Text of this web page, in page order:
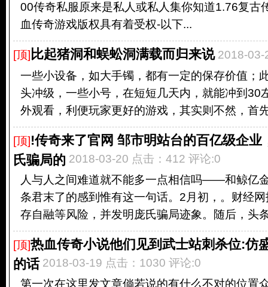
00传奇私服原来是私人或私人集你知道1.76复古
血传奇游戏版权具有着受权-以下...
[顶] 比起猪洞和蜈蚣洞满载而归来说 2018-03-
一些小设备，如大手镯，都有一定的保存价值；
头冲级，一些小号，在短短几天内，就能冲到30
外观看，利便玩家更好的游戏，其实则不然，首
[顶]!传奇来了官网 邹市明站台的百亿级企业
氏骗局的 2018-03-20 点击：412 评论:0
人与人之间难道就不能多一点相信吗——和鲸亿
条君末了的感到惟有这一句话。2月初，。财经
存自融等风险，并发明庞氏骗局迹象。随后，头
[顶]热血传奇小说他们见到武士站刺杀位:仿
的话 2018-03-19 点击：1030 评论:0
第一次在这里发文章倘若说的有什么不对的位置